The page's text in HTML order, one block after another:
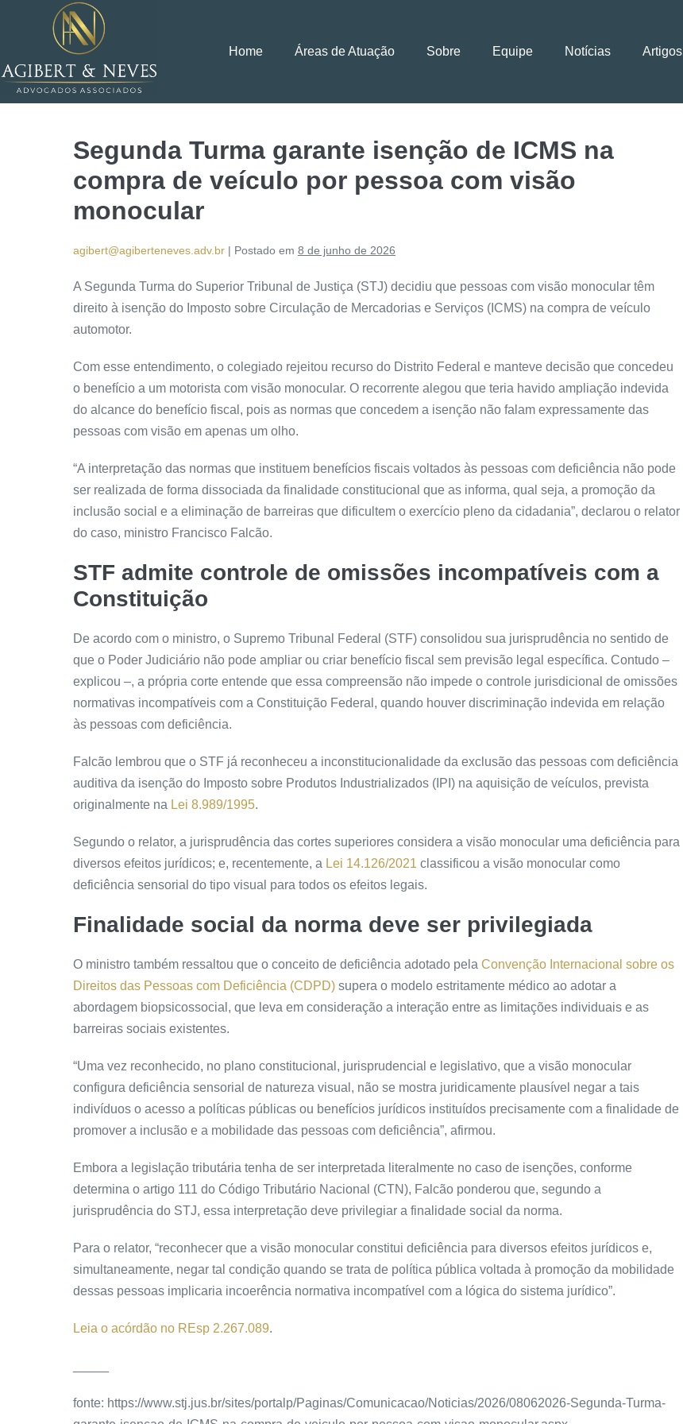
Home Áreas de Atuação Sobre Equipe Notícias Artigos
Segunda Turma garante isenção de ICMS na
compra de veículo por pessoa com visão
monocular
agibert@agiberteneves.adv.br | Postado em 8 de junho de 2026
A Segunda Turma do Superior Tribunal de Justiça (STJ) decidiu que pessoas com visão monocular têm
direito à isenção do Imposto sobre Circulação de Mercadorias e Serviços (ICMS) na compra de veículo
automotor.
Com esse entendimento, o colegiado rejeitou recurso do Distrito Federal e manteve decisão que concedeu
o benefício a um motorista com visão monocular. O recorrente alegou que teria havido ampliação indevida
do alcance do benefício fiscal, pois as normas que concedem a isenção não falam expressamente das
pessoas com visão em apenas um olho.
“A interpretação das normas que instituem benefícios fiscais voltados às pessoas com deficiência não pode
ser realizada de forma dissociada da finalidade constitucional que as informa, qual seja, a promoção da
inclusão social e a eliminação de barreiras que dificultem o exercício pleno da cidadania”, declarou o relator
do caso, ministro Francisco Falcão.
STF admite controle de omissões incompatíveis com a
Constituição
De acordo com o ministro, o Supremo Tribunal Federal (STF) consolidou sua jurisprudência no sentido de
que o Poder Judiciário não pode ampliar ou criar benefício fiscal sem previsão legal específica. Contudo –
explicou –, a própria corte entende que essa compreensão não impede o controle jurisdicional de omissões
normativas incompatíveis com a Constituição Federal, quando houver discriminação indevida em relação
às pessoas com deficiência.
Falcão lembrou que o STF já reconheceu a inconstitucionalidade da exclusão das pessoas com deficiência
auditiva da isenção do Imposto sobre Produtos Industrializados (IPI) na aquisição de veículos, prevista
originalmente na Lei 8.989/1995.
Segundo o relator, a jurisprudência das cortes superiores considera a visão monocular uma deficiência para
diversos efeitos jurídicos; e, recentemente, a Lei 14.126/2021 classificou a visão monocular como
deficiência sensorial do tipo visual para todos os efeitos legais.
Finalidade social da norma deve ser privilegiada
O ministro também ressaltou que o conceito de deficiência adotado pela Convenção Internacional sobre os
Direitos das Pessoas com Deficiência (CDPD) supera o modelo estritamente médico ao adotar a
abordagem biopsicossocial, que leva em consideração a interação entre as limitações individuais e as
barreiras sociais existentes.
“Uma vez reconhecido, no plano constitucional, jurisprudencial e legislativo, que a visão monocular
configura deficiência sensorial de natureza visual, não se mostra juridicamente plausível negar a tais
indivíduos o acesso a políticas públicas ou benefícios jurídicos instituídos precisamente com a finalidade de
promover a inclusão e a mobilidade das pessoas com deficiência”, afirmou.
Embora a legislação tributária tenha de ser interpretada literalmente no caso de isenções, conforme
determina o artigo 111 do Código Tributário Nacional (CTN), Falcão ponderou que, segundo a
jurisprudência do STJ, essa interpretação deve privilegiar a finalidade social da norma.
Para o relator, “reconhecer que a visão monocular constitui deficiência para diversos efeitos jurídicos e,
simultaneamente, negar tal condição quando se trata de política pública voltada à promoção da mobilidade
dessas pessoas implicaria incoerência normativa incompatível com a lógica do sistema jurídico”.
Leia o acórdão no REsp 2.267.089.
fonte: https://www.stj.jus.br/sites/portalp/Paginas/Comunicacao/Noticias/2026/08062026-Segunda-Turma-